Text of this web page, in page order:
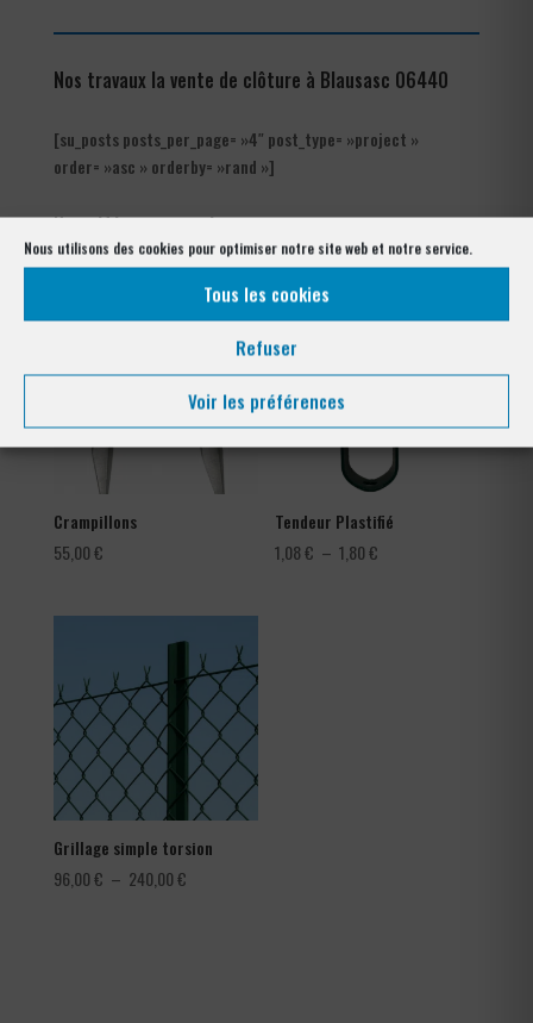
Nous utilisons des cookies pour optimiser notre site web et notre service.
Tous les cookies
Refuser
Voir les préférences
Nos travaux la vente de clôture à Blausasc 06440
[su_posts posts_per_page= »4″ post_type= »project »
order= »asc » orderby= »rand »]
Nos références posés
à Blausasc 06440
Crampillons
55,00€
Tendeur Plastifié
1,08€ – 1,80€
Grillage simple torsion
96,00€ – 240,00€Plage